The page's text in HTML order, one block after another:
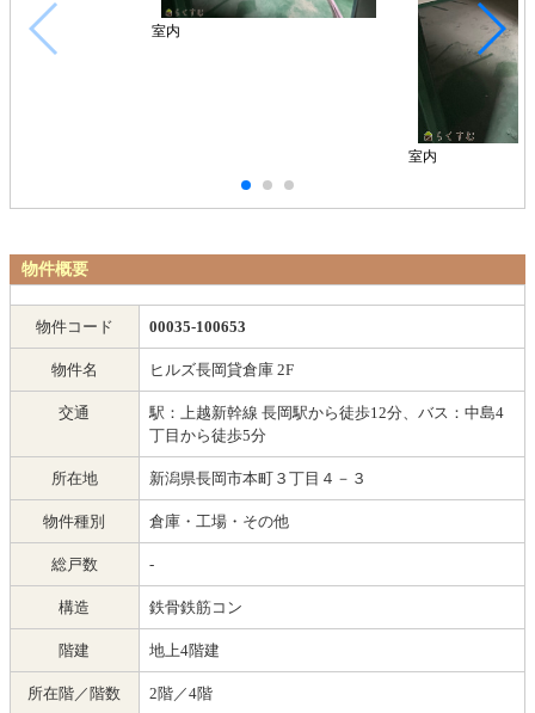
室内
室内
物件概要
物件コード 00035-100653
物件名 ヒルズ長岡貸倉庫 2F
交通
駅：上越新幹線 長岡駅から徒歩12分、バス：中島4
丁目から徒歩5分
所在地 新潟県長岡市本町３丁目４－３
物件種別 倉庫・工場・その他
総戸数 -
構造 鉄骨鉄筋コン
階建 地上4階建
所在階／階数 2階／4階